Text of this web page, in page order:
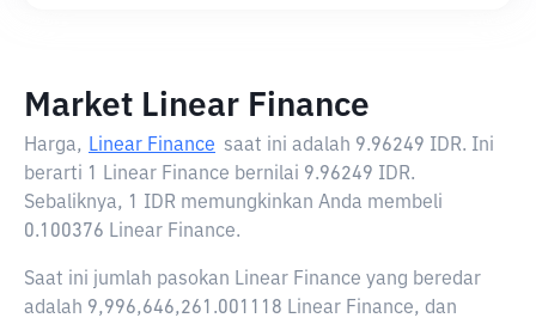
Market Linear Finance
Harga, Linear Finance saat ini adalah 9.96249 IDR. Ini
berarti 1 Linear Finance bernilai 9.96249 IDR.
Sebaliknya, 1 IDR memungkinkan Anda membeli
0.100376 Linear Finance.
Saat ini jumlah pasokan Linear Finance yang beredar
adalah 9,996,646,261.001118 Linear Finance, dan